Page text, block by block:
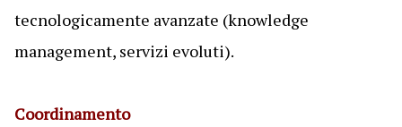
tecnologicamente avanzate (knowledge
management, servizi evoluti).
Coordinamento